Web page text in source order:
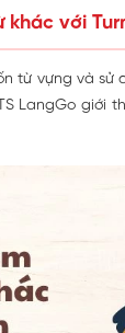
khác với
từ vựng và sử
LangGo giới